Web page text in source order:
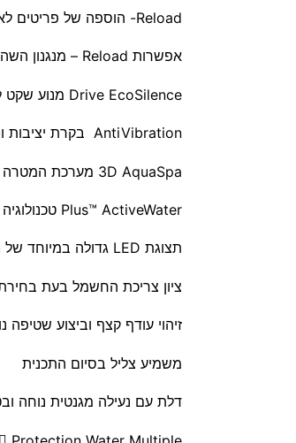
Reload- הוספה של פריטים לאחר תחילת התכנית, בורר מהירות סחיטה
אפשרות Reload – מנגנון השהיה להוספת של פריטים גם לאחר תחילת התכנית
Drive EcoSilence מנוע שקט ללא פחמים. עיצוב מהפכני המפחית חיכוך, לעמידות לאורך שנים!
AntiVibration בקרת יציבות ומניעת רעידות
3D AquaSpa מערכת המטרה עילית – תלת מימדית, מהירה ואחידה, לביצועי ניקיון מושלמים
Plus™ ActiveWater טכנולוגיה לניהול מדויק של צריכת המים
תצוגת LED גדולה במיוחד של מצב התכנית, הטמפרטורה, מהירות הסחיטה והזמן הנותר לסיום
ציון צריכת החשמל בעת
זיהוי עודף קצף וביצוע שטיפה
משמיע צליל בסיום התכנית
דלת עם נעילה מגנטית נוחה